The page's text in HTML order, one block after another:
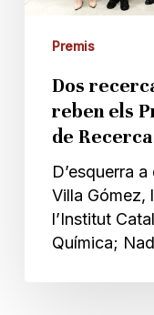
Recerca
2025Premis
Dos
reben els
de
D’esquerra
Villa Gómez,
l’Institut
Química;